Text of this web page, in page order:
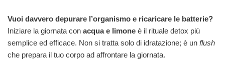
Vuoi davvero depurare l’organismo e ricaricare le batterie?
Iniziare la giornata con acqua e limone è il rituale detox più
semplice ed efficace. Non si tratta solo di idratazione; è un flush
che prepara il tuo corpo ad affrontare la giornata.